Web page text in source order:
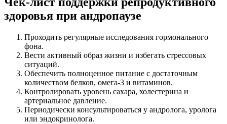
здоровья при андропаузе
Проходить регулярные исследования гормонального
фона.
Вести активный образ жизни и избегать стрессовых
ситуаций.
Обеспечить полноценное питание с достаточным
количеством белков, омега-3 и витаминов.
Контролировать уровень сахара, холестерина и
артериальное давление.
Периодически консультироваться у андролога, уролога
или эндокринолога.